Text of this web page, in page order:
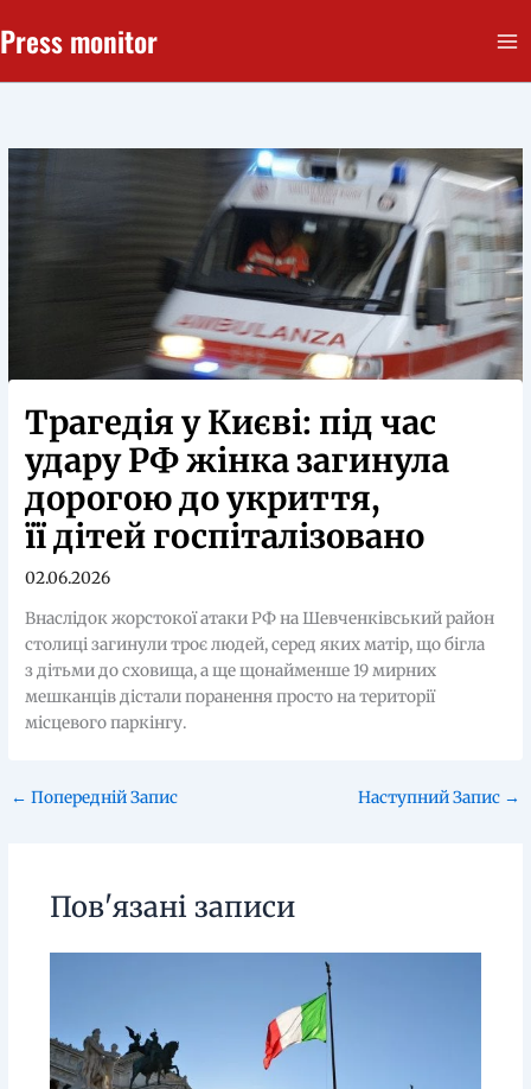
до
Press monitor
Трагедія у Києві: під час
удару РФ жінка загинула
дорогою до укриття,
її дітей госпіталізовано
02.06.2026
Внаслідок жорстокої атаки РФ на Шевченківський район
столиці загинули троє людей, серед яких матір, що бігла
з дітьми до сховища, а ще щонайменше 19 мирних
мешканців дістали поранення просто на території
місцевого паркінгу.
← Попередній Запис Наступний Запис →
Пов'язані записи